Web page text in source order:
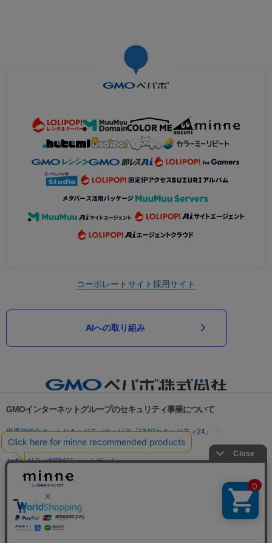
コーポレートサイト採用サイト
AIへの取り組み
GMOインターネットグループのセキュリティ事業について
世界初総合ネットセキュリティサービス「GMOセキュリティ24」
パスワード漏洩診断
Webサイトリスク診断
セキュリティ相談AIチャットボット
実在証明・盗聴対策
サイバー攻撃対策（GMO Flatt Security）
セキュリティ事業の軌跡